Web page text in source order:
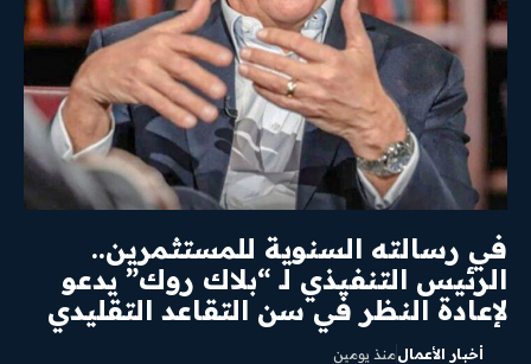
في رسالته السنوية للمستثمرين..
الرئيس التنفيذي لـ “بلاك روك” يدعو
لإعادة النظر في سن التقاعد التقليدي
أخبار الأعمالمنذ يومين